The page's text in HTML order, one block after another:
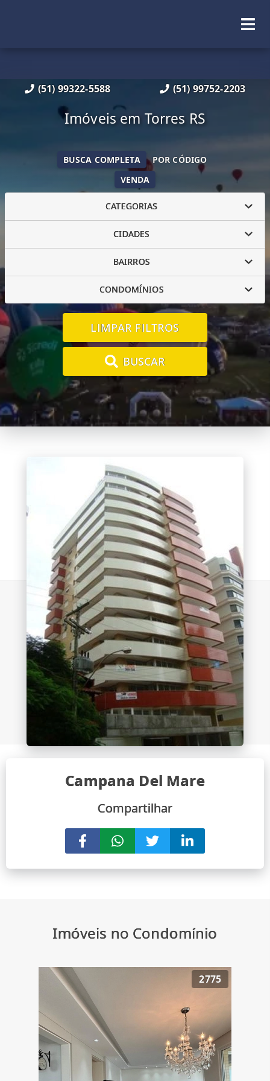
(51) 99322-5588 (51) 99752-2203
Imóveis em Torres RS
VENDA
BUSCA COMPLETA POR CÓDIGO
CATEGORIAS
CIDADES
BAIRROS
CONDOMÍNIOS
LIMPAR FILTROS
BUSCAR
Campana Del Mare
Compartilhar
Imóveis no Condomínio
2775